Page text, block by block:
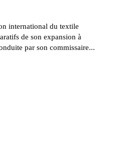
international du textile
de son expansion à
par son commissaire...